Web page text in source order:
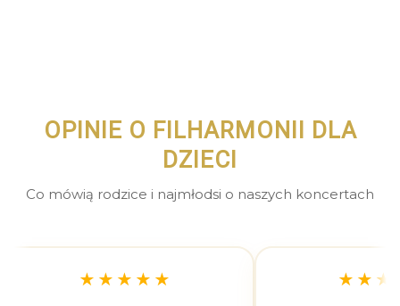
OPINIE O FILHARMONII DLA
DZIECI
Co mówią rodzice i najmłodsi o naszych koncertach
★★★★★